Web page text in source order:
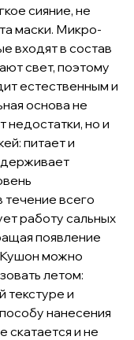
сияние, не
маски. Микро-
входят в состав
свет, поэтому
естественным и
основа не
недостатки, но и
питает и
всего
работу сальных
появление
можно
летом:
текстуре и
нанесения
скатается и не